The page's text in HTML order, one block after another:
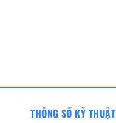
THÔNG SỐ KỸ THUẬT